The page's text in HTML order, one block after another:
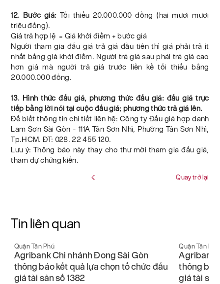
12. Bước giá: Tối thiểu 20.000.000 đồng (hai mươi mươi
triệu đồng).
Giá trả hợp lệ = Giá khởi điểm + bước giá
Người tham gia đấu giá trả giá đầu tiên thì giá phải trả ít
nhất bằng giá khởi điểm. Người trả giá sau phải trả giá cao
hơn giá mà người trả giá trước liền kề tối thiểu bằng
20.000.000 đồng.
13. Hình thức đấu giá, phương thức đấu giá: đấu giá trực
tiếp bằng lời nói tại cuộc đấu giá; phương thức trả giá lên.
Để biết thông tin chi tiết liên hệ: Công ty Đấu giá hợp danh
Lam Sơn Sài Gòn - 111A Tân Sơn Nhì, Phường Tân Sơn Nhì,
Tp.HCM. ĐT: 028. 22 455 120.
Lưu ý: Thông báo này thay cho thư mời tham gia đấu giá,
tham dự chứng kiến.
Quay trở lại
Tin liên quan
Quận Tân Phú
Agribank Chi nhánh Đong Sài Gòn
thông báo kết quả lựa chọn tổ chức đấu
giá tài sản số 1382
Quận Tân Phú
Agribank
thông
giá tài sản